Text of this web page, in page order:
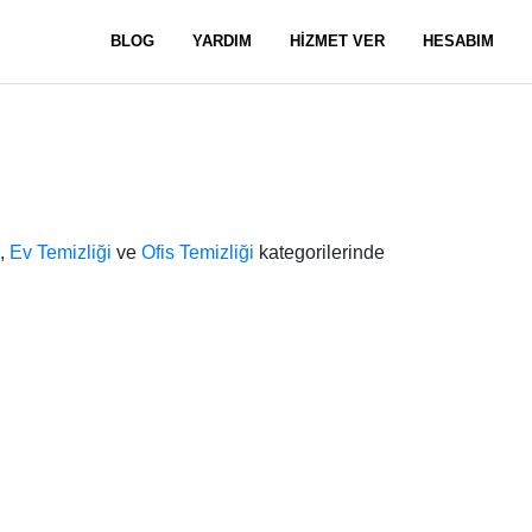
BLOG YARDIM HİZMET VER HESABIM
, Ev Temizliği ve Ofis Temizliği kategorilerinde